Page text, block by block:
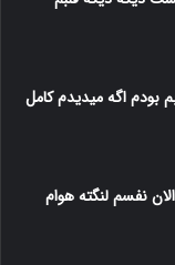
بودم اگه میدیدم کامل
نفسم لنگته هوام